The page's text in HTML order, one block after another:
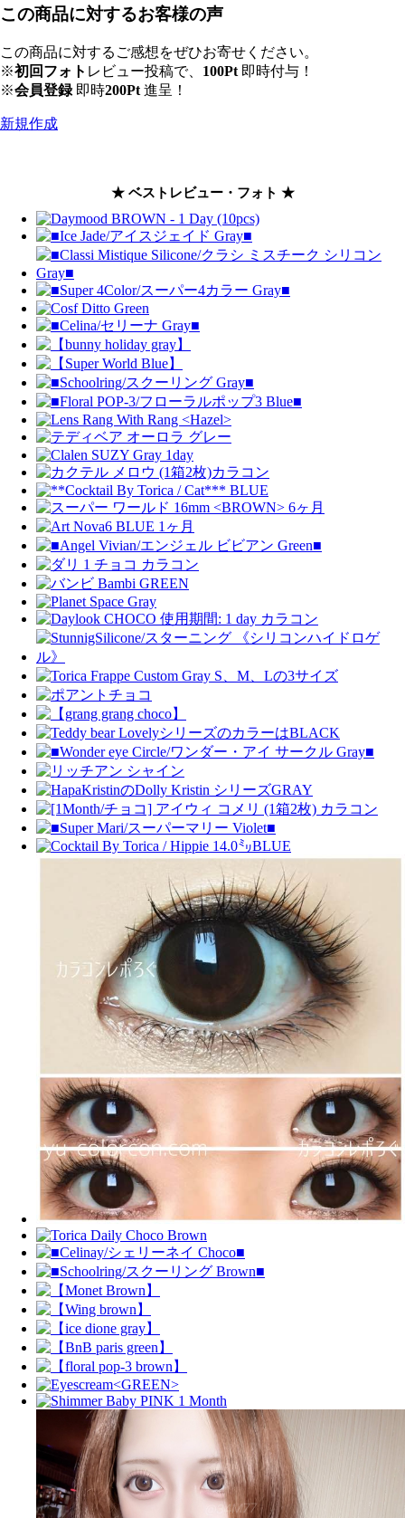
この商品に対するお客様の声
この商品に対するご感想をぜひお寄せください。
※初回フォト レビュー投稿で、 100Pt 即時付与！
※会員登録即時200Pt 進呈！
新規作成
★ ベストレビュー・フォト ★